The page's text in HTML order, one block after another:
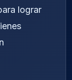
lograr